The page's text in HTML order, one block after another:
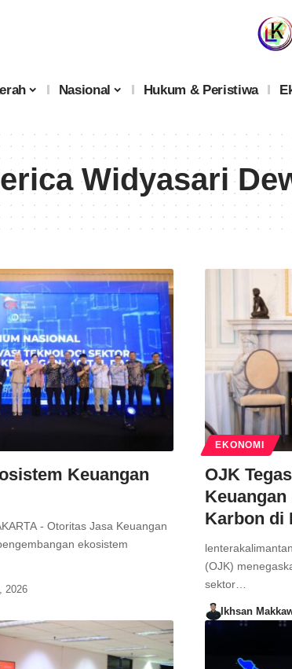
Nasional Hukum & Peristiwa
Widyasari
Keuangan
- Otoritas Jasa Keuangan
ekosistem
2026
EKONOMI
OJK
Karbon di
(OJK)
sektor…
Ikhsan